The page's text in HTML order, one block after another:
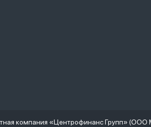
компания «Центрофинанс Групп»